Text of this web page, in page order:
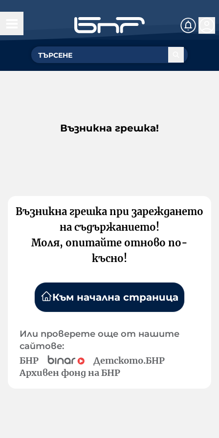
Възникна грешка!
Възникна грешка при зареждането
на съдържанието!
Моля, опитайте отново по-
късно!
Към начална страница
Или проверете още от нашите
сайтове:
БНР
Детското.БНР
Архивен фонд на БНР